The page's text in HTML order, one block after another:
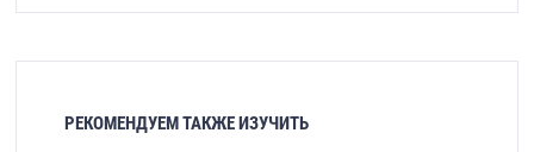
РЕКОМЕНДУЕМ ТАКЖЕ ИЗУЧИТЬ